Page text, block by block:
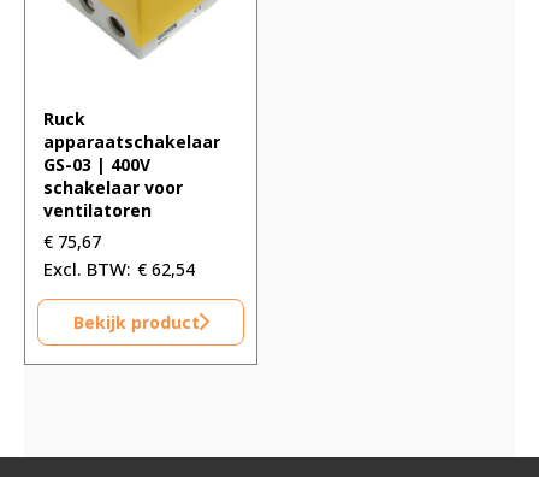
Ruck
apparaatschakelaar
GS-03 | 400V
schakelaar voor
ventilatoren
€ 75,67
€ 62,54
Bekijk product